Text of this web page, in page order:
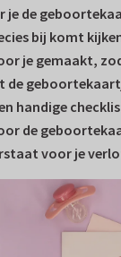
je de
bij komt
je gemaakt,
de
handige
de
voor je